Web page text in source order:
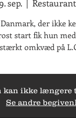
sep.
  |
der ikke
start fik hun
omkvæd på
kan ikke længere
Se andre